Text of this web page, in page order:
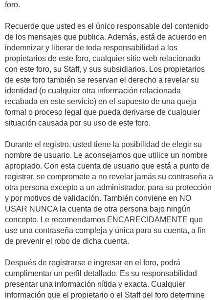
foro.
Recuerde que usted es el único responsable del contenido
de los mensajes que publica. Además, está de acuerdo en
indemnizar y liberar de toda responsabilidad a los
propietarios de este foro, cualquier sitio web relacionado
con este foro, su Staff, y sus subsidiarios. Los propietarios
de este foro también se reservan el derecho a revelar su
identidad (o cualquier otra información relacionada
recabada en este servicio) en el supuesto de una queja
formal o proceso legal que pueda derivarse de cualquier
situación causada por su uso de este foro.
Durante el registro, usted tiene la posibilidad de elegir su
nombre de usuario. Le aconsejamos que utilice un nombre
apropiado. Con esta cuenta de usuario que está a punto de
registrar, se compromete a no revelar jamás su contraseña a
otra persona excepto a un administrador, para su protección
y por motivos de validación. También conviene en NO
USAR NUNCA la cuenta de otra persona bajo ningún
concepto. Le recomendamos ENCARECIDAMENTE que
use una contraseña compleja y única para su cuenta, a fin
de prevenir el robo de dicha cuenta.
Después de registrarse e ingresar en el foro, podrá
cumplimentar un perfil detallado. Es su responsabilidad
presentar una información nítida y exacta. Cualquier
información que el propietario o el Staff del foro determine